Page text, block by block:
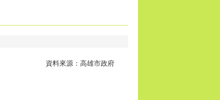
資料來源：高雄市政府